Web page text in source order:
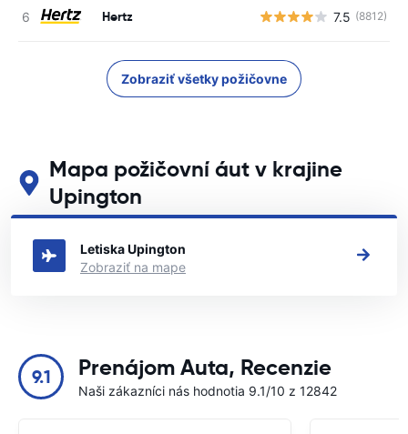
Hertz 7.5 (8812)
Zobraziť všetky požičovne
Mapa požičovní áut v krajine
Upington
Pozrite si naše hlavné požičovne áut v krajine Upington
Letiska Upington
Zobraziť na mape
9.1 Prenájom Auta, Recenzie
Naši zákazníci nás hodnotia 9.1/10 z 12842